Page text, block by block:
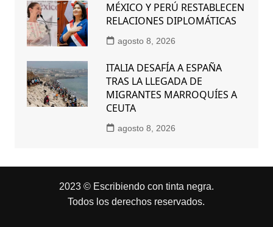
MÉXICO Y PERÚ RESTABLECEN
RELACIONES DIPLOMÁTICAS
agosto 8, 2026
ITALIA DESAFÍA A ESPAÑA
TRAS LA LLEGADA DE
MIGRANTES MARROQUÍES A
CEUTA
agosto 8, 2026
2023 © Escribiendo con tinta negra.
Todos los derechos reservados.